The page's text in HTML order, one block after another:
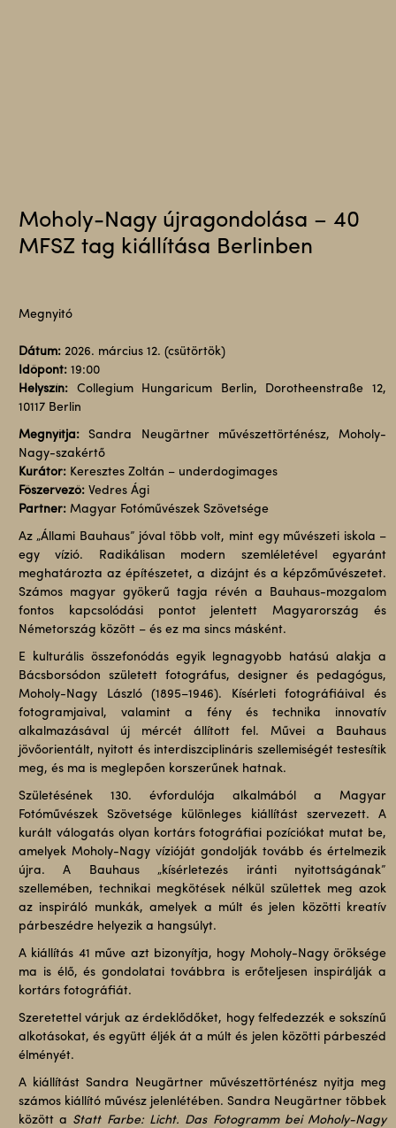
Moholy-Nagy újragondolása – 40
MFSZ tag kiállítása Berlinben
Megnyitó
Dátum:2026. március 12. (csütörtök)
Időpont:19:00
Helyszín:Collegium Hungaricum Berlin, Dorotheenstraße 12,
10117 Berlin
Megnyitja:Sandra Neugärtner művészettörténész, Moholy-
Nagy-szakértő
Kurátor:Keresztes Zoltán – underdogimages
Főszervező:Vedres Ági
Partner:Magyar Fotóművészek Szövetsége
Az „Állami Bauhaus” jóval több volt, mint egy művészeti iskola –
egy vízió. Radikálisan modern szemléletével egyaránt
meghatározta az építészetet, a dizájnt és a képzőművészetet.
Számos magyar gyökerű tagja révén a Bauhaus-mozgalom
fontos kapcsolódási pontot jelentett Magyarország és
Németország között – és ez ma sincs másként.
E kulturális összefonódás egyik legnagyobb hatású alakja a
Bácsborsódon született fotográfus, designer és pedagógus,
Moholy-Nagy László (1895–1946). Kísérleti fotográfiáival és
fotogramjaival, valamint a fény és technika innovatív
alkalmazásával új mércét állított fel. Művei a Bauhaus
jövőorientált, nyitott és interdiszciplináris szellemiségét testesítik
meg, és ma is meglepően korszerűnek hatnak.
Születésének 130. évfordulója alkalmából a Magyar
Fotóművészek Szövetsége különleges kiállítást szervezett. A
kurált válogatás olyan kortárs fotográfiai pozíciókat mutat be,
amelyek Moholy-Nagy vízióját gondolják tovább és értelmezik
újra. A Bauhaus „kísérletezés iránti nyitottságának”
szellemében, technikai megkötések nélkül születtek meg azok
az inspiráló munkák, amelyek a múlt és jelen közötti kreatív
párbeszédre helyezik a hangsúlyt.
A kiállítás 41 műve azt bizonyítja, hogy Moholy-Nagy öröksége
ma is élő, és gondolatai továbbra is erőteljesen inspirálják a
kortárs fotográfiát.
Szeretettel várjuk az érdeklődőket, hogy felfedezzék e sokszínű
alkotásokat, és együtt éljék át a múlt és jelen közötti párbeszéd
élményét.
A kiállítást Sandra Neugärtner művészettörténész nyitja meg
számos kiállító művész jelenlétében. Sandra Neugärtner többek
között a Statt Farbe: Licht. Das Fotogramm bei Moholy-Nagy